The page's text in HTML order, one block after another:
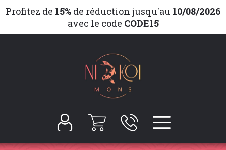
Profitez de 15%de réduction jusqu'au 10/08/2026
avec le code CODE15